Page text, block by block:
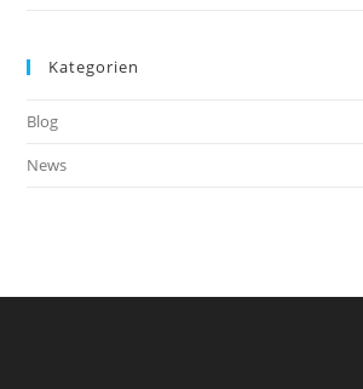
Kategorien
Blog
News